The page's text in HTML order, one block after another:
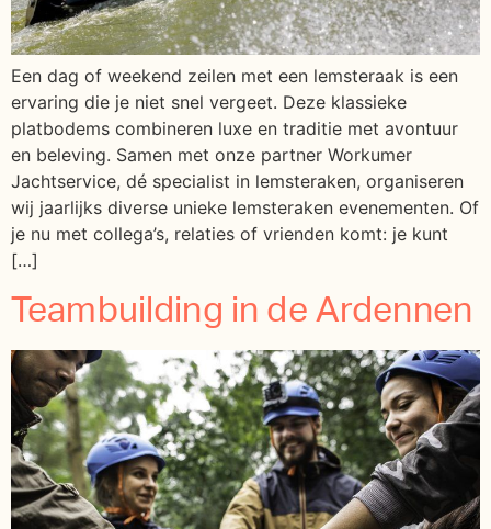
Een dag of weekend zeilen met een lemsteraak is een
ervaring die je niet snel vergeet. Deze klassieke
platbodems combineren luxe en traditie met avontuur
en beleving. Samen met onze partner Workumer
Jachtservice, dé specialist in lemsteraken, organiseren
wij jaarlijks diverse unieke lemsteraken evenementen. Of
je nu met collega’s, relaties of vrienden komt: je kunt
[…]
Teambuilding in de Ardennen